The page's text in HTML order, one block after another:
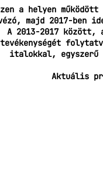
a helyen
majd 2017-ben
A 2013-2017 között,
tevékenységét
italokkal,
Aktuális